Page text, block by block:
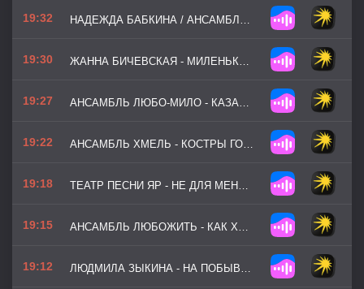
19:32 НАДЕЖДА БАБКИНА / АНСАМБЛЬ РУССКАЯ ПЕСНЯ - КАЗАЧЕНЬКА
19:30 ЖАННА БИЧЕВСКАЯ - МИЛЕНЬКИЙ ТЫ МОЙ
19:27 АНСАМБЛЬ ЛЮБО-МИЛО - КАЗАКИ В БЕРЛИНЕ
19:22 АНСАМБЛЬ ХМЕЛЬ - КОСТРЫ ГОРЯТ
19:18 ТЕАТР ПЕСНИ ЯР - НЕ ДЛЯ МЕНЯ ПРИДЁТ ВЕСНА
19:15 АНСАМБЛЬ ЛЮБОЖИТЬ - КАК ХОТЕЛА МЕНЯ МАТЬ!
19:12 ЛЮДМИЛА ЗЫКИНА - НА ПОБЫВКУ ЕДЕТ